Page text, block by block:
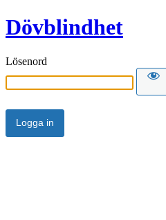
Dövblindhet
Lösenord